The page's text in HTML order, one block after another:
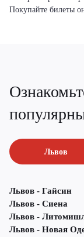
Покупайте билеты
Львов
Львов - Гайсин
Львов - Сиена
Львов -
Львов - Новая